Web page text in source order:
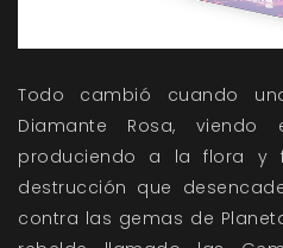
Todo cambió cuando
Diamante Rosa,
produciendo a la flora y
destrucción que
contra las gemas de